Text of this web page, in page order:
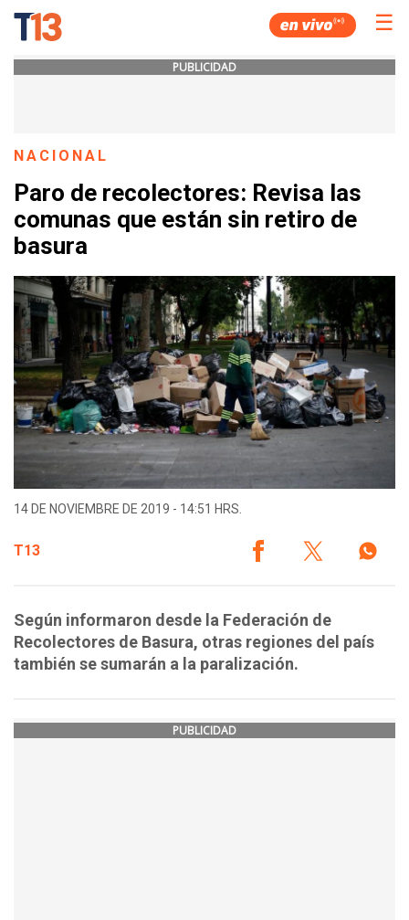
☰
PUBLICIDAD
NACIONAL
Paro de recolectores: Revisa las
comunas que están sin retiro de
basura
14 DE NOVIEMBRE DE 2019 - 14:51 HRS.
T13
Según informaron desde la Federación de
Recolectores de Basura, otras regiones del país
también se sumarán a la paralización.
PUBLICIDAD